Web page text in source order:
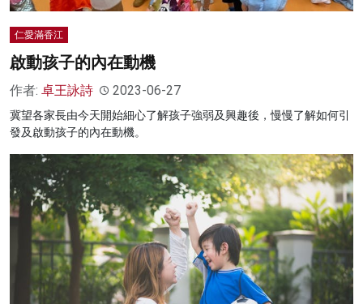
仁愛滿香江
啟動孩子的內在動機
作者: 卓王詠詩 2023-06-27
冀望各家長由今天開始細心了解孩子強弱及興趣後，慢慢了解如何引
發及啟動孩子的內在動機。